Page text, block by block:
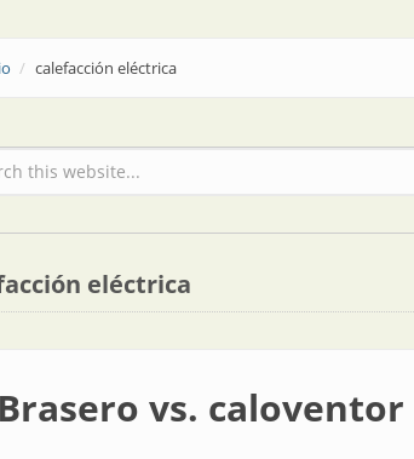
calefacción eléctrica
de búsqueda
eléctrica
Brasero vs. caloventor